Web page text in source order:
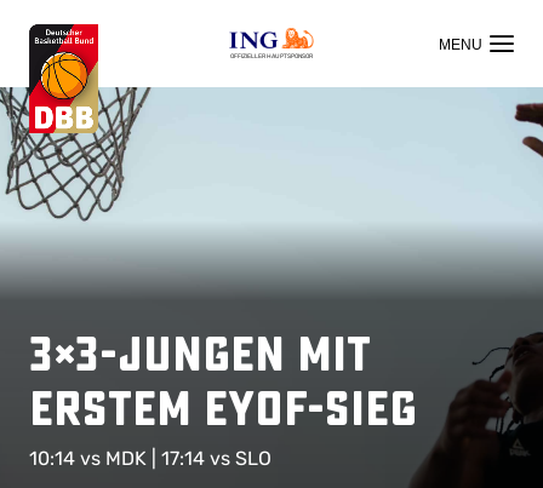
OFFIZIELLER HAUPTSPONSOR
3×3-Jungen mit
erstem EYOF-Sieg
10:14 vs MDK | 17:14 vs SLO